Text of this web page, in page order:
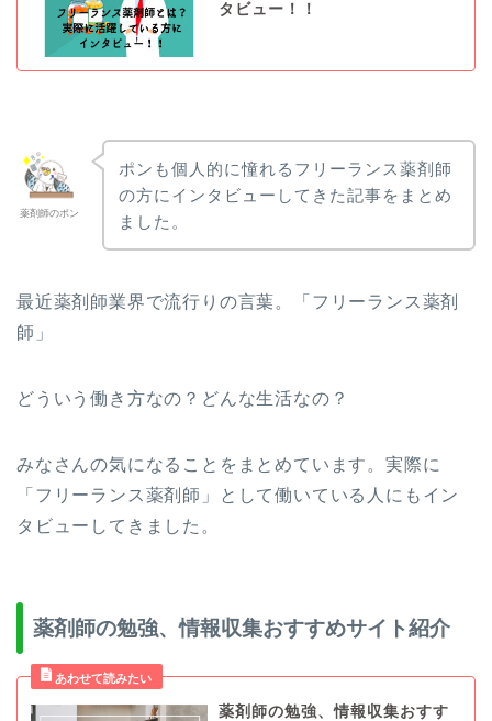
タビュー！！
薬剤師のポン
ポンも個人的に憧れるフリーランス薬剤師
の方にインタビューしてきた記事をまとめ
ました。
最近薬剤師業界で流行りの言葉。「フリーランス薬剤
師」
どういう働き方なの？どんな生活なの？
みなさんの気になることをまとめています。実際に
「フリーランス薬剤師」として働いている人にもイン
タビューしてきました。
薬剤師の勉強、情報収集おすすめサイト紹介
薬剤師の勉強、情報収集おすす